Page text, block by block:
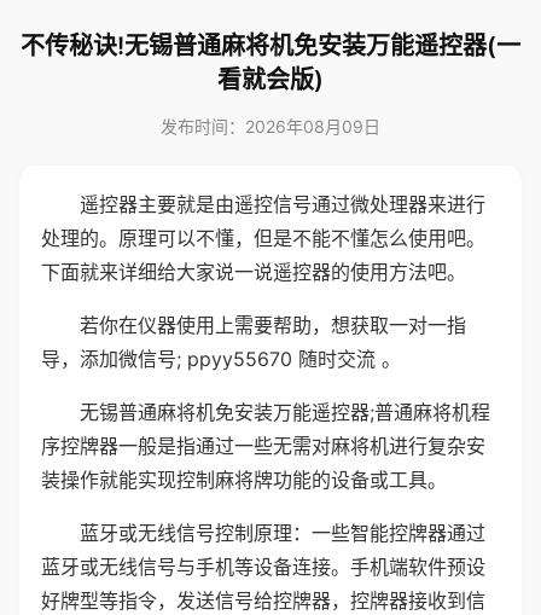
不传秘诀!无锡普通麻将机免安装万能遥控器(一
看就会版)
发布时间：2026年08月09日
遥控器主要就是由遥控信号通过微处理器来进行
处理的。原理可以不懂，但是不能不懂怎么使用吧。
下面就来详细给大家说一说遥控器的使用方法吧。
若你在仪器使用上需要帮助，想获取一对一指
导，添加微信号; ppyy55670 随时交流 。
无锡普通麻将机免安装万能遥控器;普通麻将机程
序控牌器一般是指通过一些无需对麻将机进行复杂安
装操作就能实现控制麻将牌功能的设备或工具。
蓝牙或无线信号控制原理：一些智能控牌器通过
蓝牙或无线信号与手机等设备连接。手机端软件预设
好牌型等指令，发送信号给控牌器，控牌器接收到信